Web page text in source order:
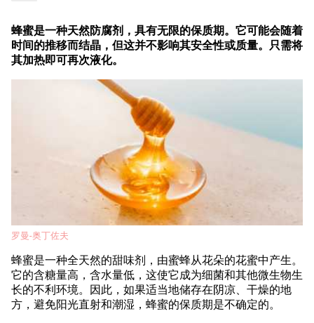
蜂蜜是一种天然防腐剂，具有无限的保质期。它可能会随着
时间的推移而结晶，但这并不影响其安全性或质量。只需将
其加热即可再次液化。
罗曼-奥丁佐夫
蜂蜜是一种全天然的甜味剂，由蜜蜂从花朵的花蜜中产生。
它的含糖量高，含水量低，这使它成为细菌和其他微生物生
长的不利环境。因此，如果适当地储存在阴凉、干燥的地
方，避免阳光直射和潮湿，蜂蜜的保质期是不确定的。